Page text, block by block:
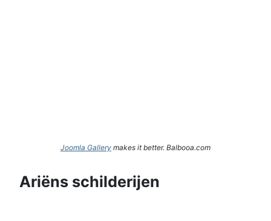
Joomla Gallery makes it better. Balbooa.com
Ariëns schilderijen